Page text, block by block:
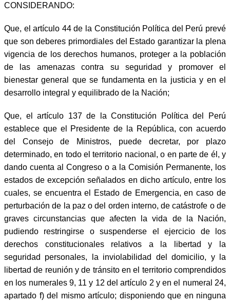
CONSIDERANDO:
Que, el artículo 44 de la Constitución Política del Perú prevé
que son deberes primordiales del Estado garantizar la plena
vigencia de los derechos humanos, proteger a la población
de las amenazas contra su seguridad y promover el
bienestar general que se fundamenta en la justicia y en el
desarrollo integral y equilibrado de la Nación;
Que, el artículo 137 de la Constitución Política del Perú
establece que el Presidente de la República, con acuerdo
del Consejo de Ministros, puede decretar, por plazo
determinado, en todo el territorio nacional, o en parte de él, y
dando cuenta al Congreso o a la Comisión Permanente, los
estados de excepción señalados en dicho artículo, entre los
cuales, se encuentra el Estado de Emergencia, en caso de
perturbación de la paz o del orden interno, de catástrofe o de
graves circunstancias que afecten la vida de la Nación,
pudiendo restringirse o suspenderse el ejercicio de los
derechos constitucionales relativos a la libertad y la
seguridad personales, la inviolabilidad del domicilio, y la
libertad de reunión y de tránsito en el territorio comprendidos
en los numerales 9, 11 y 12 del artículo 2 y en el numeral 24,
apartado f) del mismo artículo; disponiendo que en ninguna